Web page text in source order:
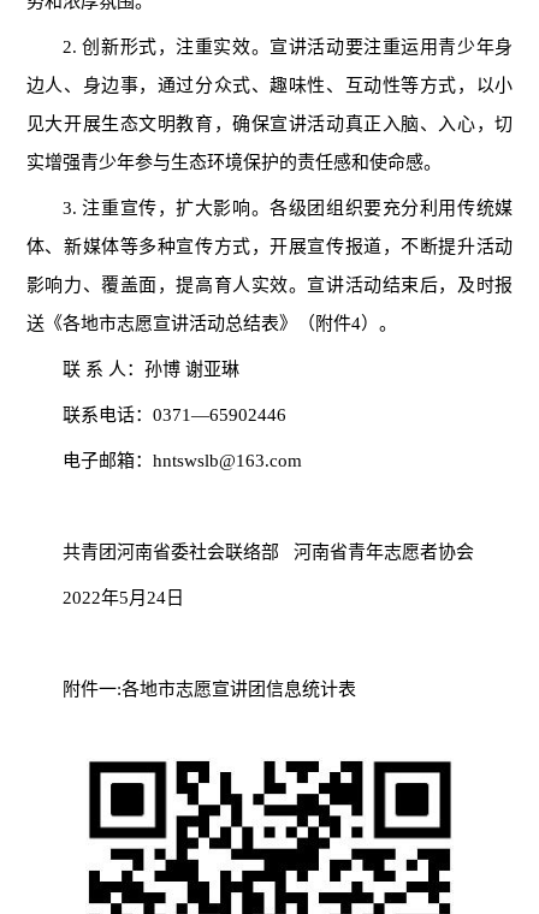
2. 创新形式，注重实效。宣讲活动要注重运用青少年身
边人、身边事，通过分众式、趣味性、互动性等方式，以小
见大开展生态文明教育，确保宣讲活动真正入脑、入心，切
实增强青少年参与生态环境保护的责任感和使命感。
3. 注重宣传，扩大影响。各级团组织要充分利用传统媒
体、新媒体等多种宣传方式，开展宣传报道，不断提升活动
影响力、覆盖面，提高育人实效。宣讲活动结束后，及时报
送《各地市志愿宣讲活动总结表》（附件4）。
联 系 人：孙博 谢亚琳
联系电话：0371—65902446
电子邮箱：hntswslb@163.com
共青团河南省委社会联络部 河南省青年志愿者协会
2022年5月24日
附件一:各地市志愿宣讲团信息统计表